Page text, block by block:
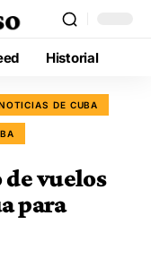
Historial
DE CUBA
vuelos
para